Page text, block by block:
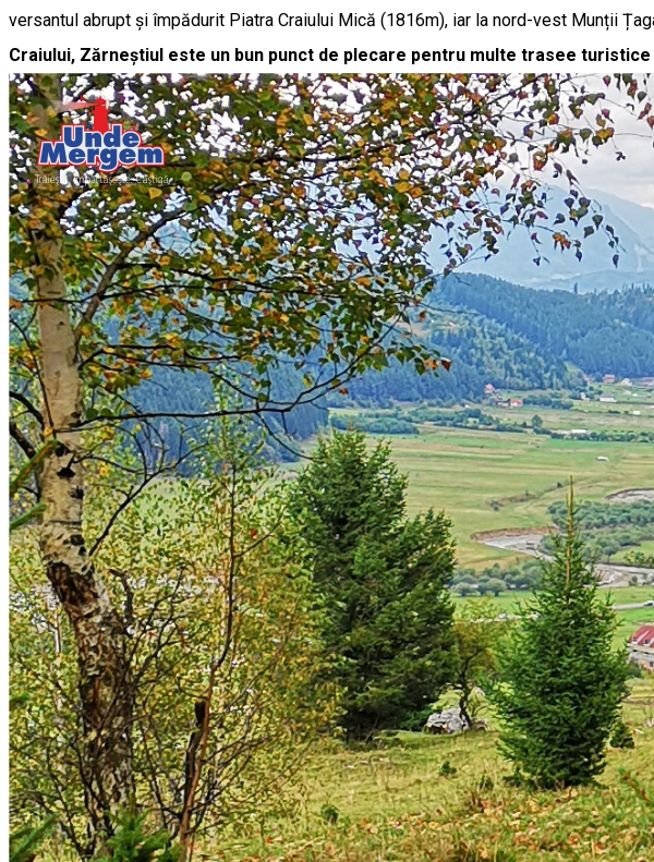
versantul abrupt și împădurit Piatra Craiului Mică (1816m), iar la nord-vest Munții
Craiului, Zărneștiul este un bun punct de plecare pentru multe trasee